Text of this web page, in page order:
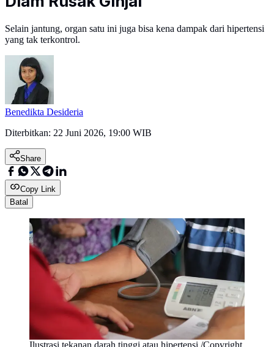
Selain jantung, organ satu ini juga bisa kena dampak dari hipertensi
yang tak terkontrol.
Benedikta Desideria
Diterbitkan: 22 Juni 2026, 19:00 WIB
Share
Copy Link
Batal